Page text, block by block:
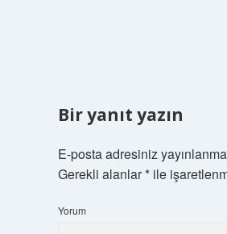
Bir yanıt yazın
E-posta adresiniz
Gerekli alanlar*ile
Yorum